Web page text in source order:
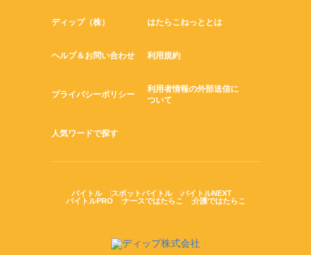
ディップ（株） はたらこねっととは
ヘルプ＆お問い合わせ 利用規約
プライバシーポリシー
利用者情報の外部送信に
ついて
人気ワードで探す
バイトル スポットバイトル
バイトルNEXT
バイトルPRO
ナースではたらこ 介護ではたらこ